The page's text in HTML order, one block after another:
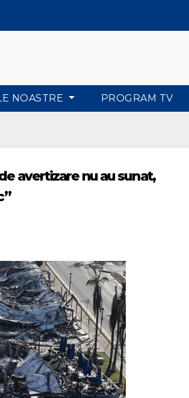
NOASTRE PROGRAM TV
avertizare nu au sunat,